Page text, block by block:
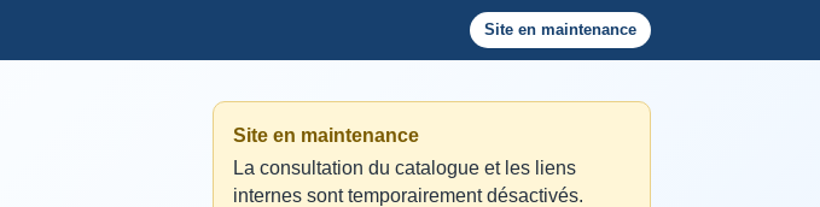
Site en maintenance
Site en maintenance
La consultation du catalogue et les liens
internes sont temporairement désactivés.